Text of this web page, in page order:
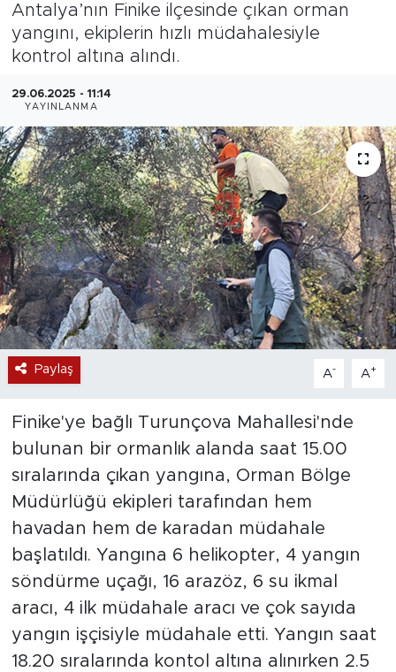
Antalya’nın Finike ilçesinde çıkan orman
yangını, ekiplerin hızlı müdahalesiyle
kontrol altına alındı.
29.06.2025 - 11:14
YAYINLANMA
Paylaş A- A+
Finike'ye bağlı Turunçova Mahallesi'nde
bulunan bir ormanlık alanda saat 15.00
sıralarında çıkan yangına, Orman Bölge
Müdürlüğü ekipleri tarafından hem
havadan hem de karadan müdahale
başlatıldı. Yangına 6 helikopter, 4 yangın
söndürme uçağı, 16 arazöz, 6 su ikmal
aracı, 4 ilk müdahale aracı ve çok sayıda
yangın işçisiyle müdahale etti. Yangın saat
18.20 sıralarında kontol altına alınırken 2.5
Kültür- Sanat
Politika
Resmi İlanlar
Sağlık
Spor
Turizm
Haber Arşivi